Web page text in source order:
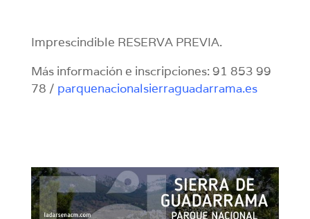
Imprescindible RESERVA PREVIA.
Más información e inscripciones: 91 853 99
78 / parquenacionalsierraguadarrama.es